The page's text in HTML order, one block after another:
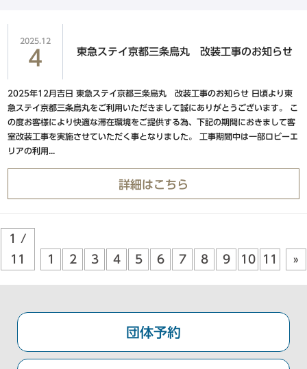
中四国エリア
東急ステイメルキュール広島
（2026年5月オープン）【外部リンク】
Hotel information
SMART CLUB予約はこちら
九州・沖縄エリア
東急ステイ博多
東急ステイ沖縄那覇
2025.12
4 東急ステイ京都三条烏丸 改装工事のお知らせ
2025年12月吉日 東急ステイ京都三条烏丸 改装工事のお知らせ 日頃より東
急ステイ京都三条烏丸をご利用いただきまして誠にありがとうございます。 こ
の度お客様により快適な滞在環境をご提供する為、下記の期間におきまして客
室改装工事を実施させていただく事となりました。 工事期間中は一部ロビーエ
リアの利用...
詳細はこちら
1 /
11
1 2 3 4 5 6 7 8 9 10 11 »
団体予約